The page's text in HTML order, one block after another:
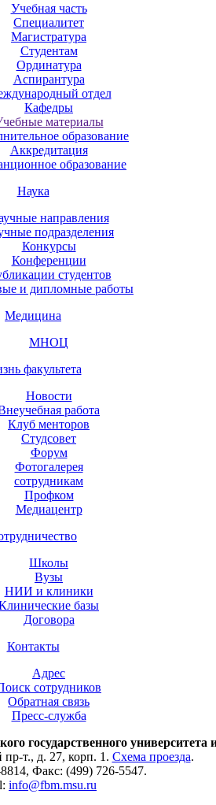
Учебная часть
Специалитет
Магистратура
Студентам
Ординатура
Аспирантура
отдел
Кафедры
материалы
образование
Аккредитация
образование
Наука
направления
подразделения
Конкурсы
Конференции
студентов
и дипломные работы
Медицина
МНОЦ
факультета
Новости
работа
Клуб менторов
Студсовет
Форум
Фотогалерея
сотрудникам
Профком
Медиацентр
Школы
Вузы
НИИ и клиники
базы
Договора
Контакты
Адрес
сотрудников
Обратная связь
Пресс-служба
государственного
т., д. 27, корп. 1. Схема проезда.
Факс: (499) 726-5547.
info@fbm.msu.ru